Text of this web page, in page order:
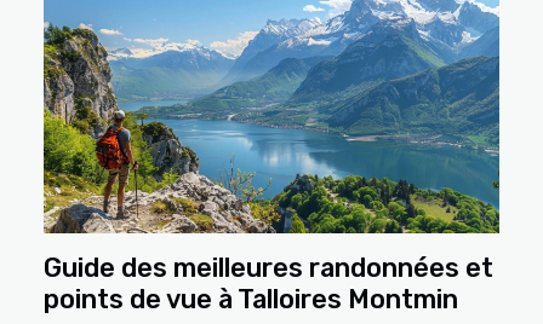
Guide des meilleures randonnées et
points de vue à Talloires Montmin